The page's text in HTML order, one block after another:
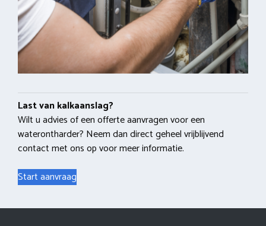
Last van kalkaanslag?
Wilt u advies of een offerte aanvragen voor een
waterontharder? Neem dan direct geheel vrijblijvend
contact met ons op voor meer informatie.
Start aanvraag